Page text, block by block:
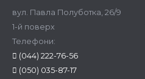
вул. Павла Полуботка, 26/9
1-й поверх
Телефони:
(044) 222-76-56
(050) 035-87-17